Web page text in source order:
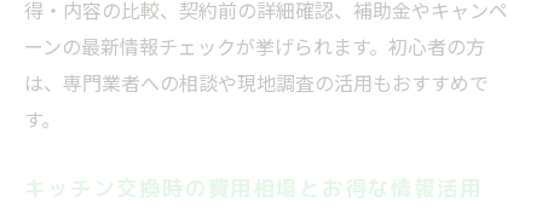
得・内容の比較、契約前の詳細確認、補助金やキャンペ
ーンの最新情報チェックが挙げられます。初心者の方
は、専門業者への相談や現地調査の活用もおすすめで
す。
キッチン交換時の費用相場とお得な情報活用